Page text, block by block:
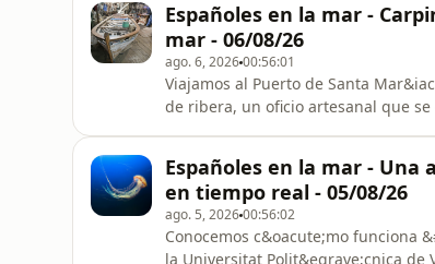
una mujer en sus
Españoles en la mar -
mar - 06/08/26
ago. 6, 202600:56:01
Viajamos al Puerto de Santa
de ribera, un oficio artesanal que
convertir emision
Españoles en la mar - Una
en tiempo real - 05/08/26
ago. 5, 202600:56:02
Conocemos c&oacute;mo funciona
la Universitat Polit&egrave;cnica